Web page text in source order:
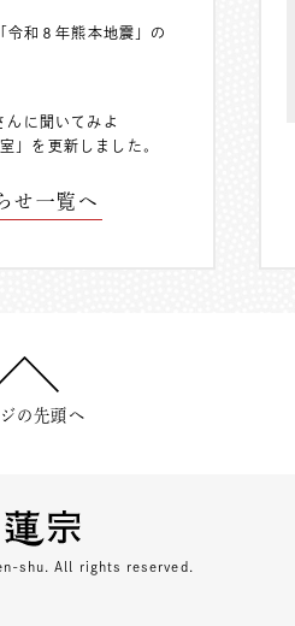
「令和８年熊本地震」の
んに聞いてみよ
」を更新しました。
せ一覧へ
の先頭へ
shu. All rights reserved.